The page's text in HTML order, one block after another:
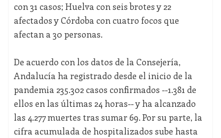
con 31 casos; Huelva con seis brotes y 22
afectados y Córdoba con cuatro focos que
afectan a 30 personas.
De acuerdo con los datos de la Consejería,
Andalucía ha registrado desde el inicio de la
pandemia 235.302 casos confirmados --1.381 de
ellos en las últimas 24 horas-- y ha alcanzado
las 4.277 muertes tras sumar 69. Por su parte, la
cifra acumulada de hospitalizados sube hasta